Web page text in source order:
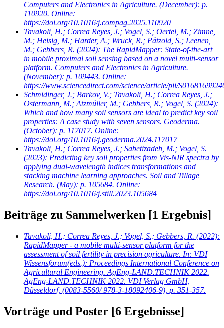
Computers and Electronics in Agriculture. (December): p.
110920. Online:
https://doi.org/10.1016/j.compag.2025.110920
Tavakoli, H.; Correa Reyes, J.; Vogel, S.; Oertel, M.; Zimne,
M.; Heisig, M.; Harder, A.; Wruck, R.; Pätzold, S.; Leenen,
M.; Gebbers, R. (2024): The RapidMapper: State-of-the-art
in mobile proximal soil sensing based on a novel multi-sensor
platform. Computers and Electronics in Agriculture.
(November): p. 109443. Online:
https://www.sciencedirect.com/science/article/pii/
Schmidinger, J.; Barkov, V.; Tavakoli, H.; Correa Reyes, J.;
Ostermann, M.; Atzmüller, M.; Gebbers, R.; Vogel, S. (2024):
Which and how many soil sensors are ideal to predict key soil
properties: A case study with seven sensors. Geoderma.
(October): p. 117017. Online:
https://doi.org/10.1016/j.geoderma.2024.117017
Tavakoli, H.; Correa Reyes, J.; Sabetizadeh, M.; Vogel, S.
(2023): Predicting key soil properties from Vis-NIR spectra by
applying dual-wavelength indices transformations and
stacking machine learning approaches. Soil and Tillage
Research. (May): p. 105684. Online:
https://doi.org/10.1016/j.still.2023.105684
Beiträge zu Sammelwerken [1 Ergebnis]
Tavakoli, H.; Correa Reyes, J.; Vogel, S.; Gebbers, R. (2022):
RapidMapper - a mobile multi-sensor platform for the
assessment of soil fertility in precision agriculture. In: VDI
Wissensforum(eds.): Proceedings International Conference on
Agricultural Engineering. AgEng-LAND.TECHNIK 2022.
AgEng-LAND.TECHNIK 2022. VDI Verlag GmbH,
Düsseldorf, (0083-5560/ 978-3-18092406-9), p. 351-357.
Vorträge und Poster [6 Ergebnisse]